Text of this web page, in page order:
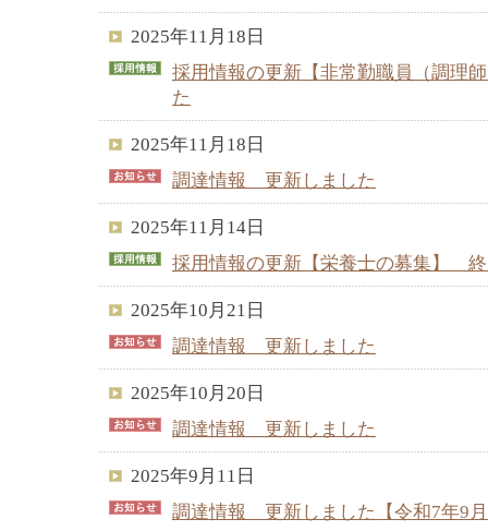
2025年11月18日
採用情報の更新【非常勤職員（調理
た
2025年11月18日
調達情報 更新しました
2025年11月14日
採用情報の更新【栄養士の募集】
2025年10月21日
調達情報 更新しました
2025年10月20日
調達情報 更新しました
2025年9月11日
調達情報 更新しました【令和7年9